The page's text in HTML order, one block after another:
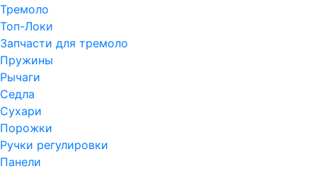
Тремоло
Топ-Локи
Запчасти для тремоло
Пружины
Рычаги
Седла
Сухари
Порожки
Ручки регулировки
Панели